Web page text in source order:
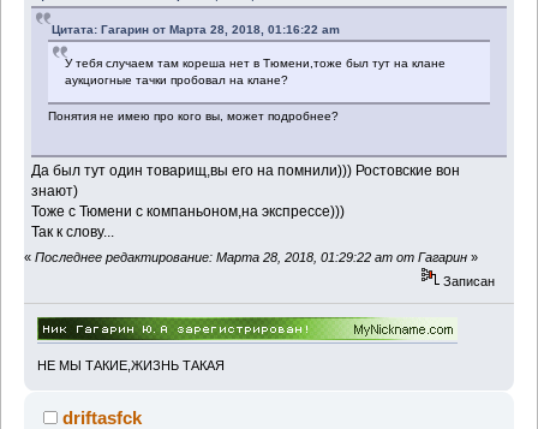
Цитата: Гагарин от Марта 28, 2018, 01:16:22 am
У тебя случаем там кореша нет в Тюмени,тоже был тут на клане
аукциогные тачки пробовал на клане?
Понятия не имею про кого вы, может подробнее?
Да был тут один товарищ,вы его на помнили))) Ростовские вон
знают)
Тоже с Тюмени с компаньоном,на экспрессе)))
Так к слову...
« Последнее редактирование: Марта 28, 2018, 01:29:22 am от Гагарин »
Записан
НЕ МЫ ТАКИЕ,ЖИЗНЬ ТАКАЯ
driftasfck